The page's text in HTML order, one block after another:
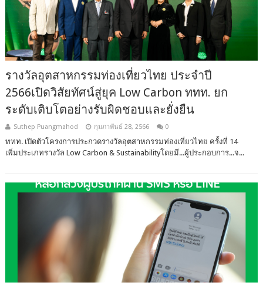
รางวัลอุตสาหกรรมท่องเที่ยวไทย ประจำปี
2566เปิดวิสัยทัศน์สู่ยุค Low Carbon ททท. ยก
ระดับเติบโตอย่างรับผิดชอบและยั่งยืน
Suthep Puangmahod กุมภาพันธ์ 28, 2566 0
ททท. เปิดตัวโครงการประกวดรางวัลอุตสาหกรรมท่องเที่ยวไทย ครั้งที่ 14
เพิ่มประเภทรางวัล Low Carbon & Sustainabilityโดยมี...ผู้ประกอบการ...จ...